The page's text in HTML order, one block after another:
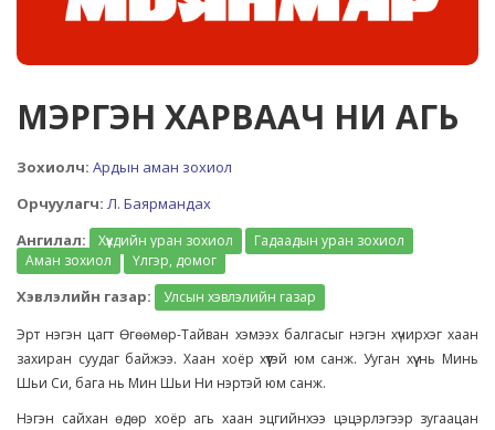
МЭРГЭН ХАРВААЧ НИ АГЬ
Зохиолч: Ардын аман зохиол
Орчуулагч: Л. Баярмандах
Ангилал:
Хүүхдийн уран зохиол
Гадаадын уран зохиол
Аман зохиол
Үлгэр, домог
Хэвлэлийн газар:
Улсын хэвлэлийн газар
Эрт нэгэн цагт Өгөөмөр-Тайван хэмээх балгасыг нэгэн хүчирхэг хаан
захиран суудаг байжээ. Хаан хоёр хүүтэй юм санж. Ууган хүү нь Минь
Шьи Си, бага нь Мин Шьи Ни нэртэй юм санж.
Нэгэн сайхан өдөр хоёр агь хаан эцгийнхээ цэцэрлэгээр зугаацан